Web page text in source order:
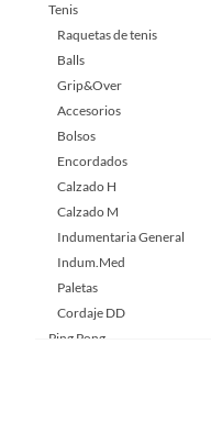
Tenis
Raquetas de tenis
Balls
Grip&Over
Accesorios
Bolsos
Encordados
Calzado H
Calzado M
Indumentaria General
Indum.Med
Paletas
Cordaje DD
Ping Pong